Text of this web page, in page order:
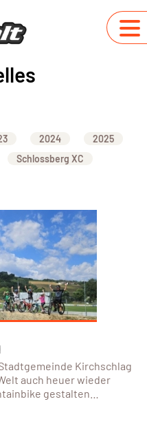
2024
2025
Schlossberg XC
Kirchschlag
auch heuer wieder
gestalten…